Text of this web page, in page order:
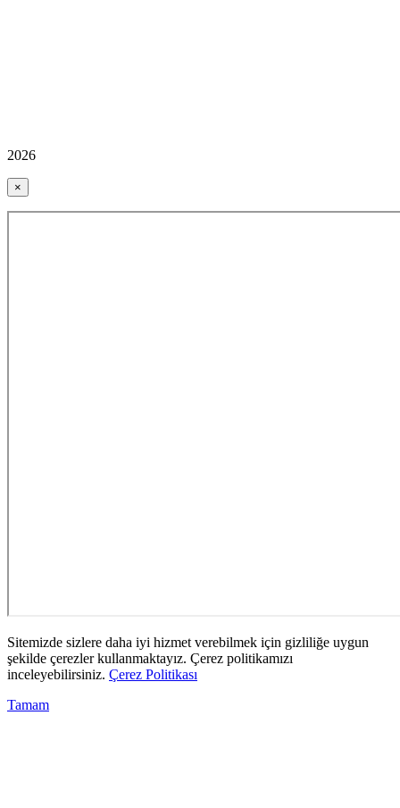
2026
×
Sitemizde sizlere daha iyi hizmet verebilmek için gizliliğe uygun
şekilde çerezler kullanmaktayız. Çerez politikamızı
inceleyebilirsiniz. Çerez Politikası
Tamam